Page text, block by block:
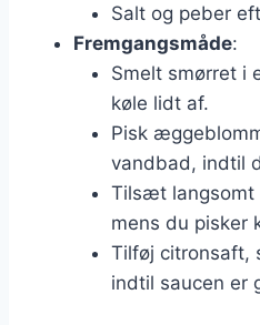
Salt og peber
Fremgangsmåde:
Smelt smørret i
køle lidt af.
Pisk
vandbad, indtil
Tilsæt langsomt
mens du pisker
Tilføj citronsaft,
indtil saucen er